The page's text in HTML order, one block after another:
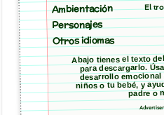
Ambientación El
Personajes
Otros idiomas
Abajo tienes el texto
para descargarlo.
desarrollo
niños o tu bebé, y
padre o